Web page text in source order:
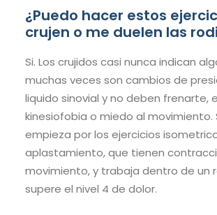
¿Puedo hacer estos
crujen o me duelen las
Si. Los crujidos casi nunca indican
muchas veces son cambios de
liquido sinovial y no deben frenarte,
kinesiofobia o miedo al movimiento.
empieza por los ejercicios
aplastamiento, que tienen
movimiento, y trabaja dentro de un
supere el nivel 4 de dolor.